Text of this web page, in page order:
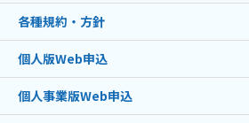
各種規約・方針
個人版Web申込
個人事業版Web申込